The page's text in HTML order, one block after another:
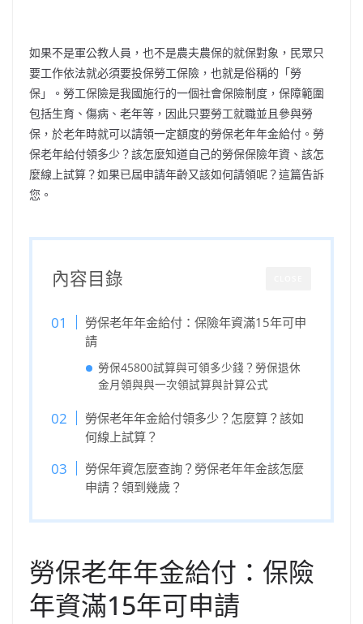
如果不是軍公教人員，也不是農夫農保的就保對象，民眾只
要工作依法就必須要投保勞工保險，也就是俗稱的「勞
保」。勞工保險是我國施行的一個社會保險制度，保障範圍
包括生育、傷病、老年等，因此只要勞工就職並且參與勞
保，於老年時就可以請領一定額度的勞保老年年金給付。勞
保老年給付領多少？該怎麼知道自己的勞保保險年資、該怎
麼線上試算？如果已屆申請年齡又該如何請領呢？這篇告訴
您。
內容目錄
勞保老年年金給付：保險年資滿15年可申
請
勞保45800試算與可領多少錢？勞保退休
金月領與與一次領試算與計算公式
勞保老年年金給付領多少？怎麼算？該如
何線上試算？
勞保年資怎麼查詢？勞保老年年金該怎麼
申請？領到幾歲？
勞保老年年金給付：保險
年資滿15年可申請